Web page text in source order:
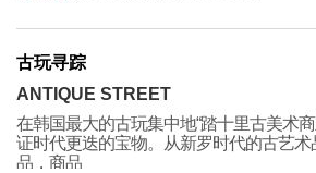
古玩寻踪
ANTIQUE STREET
在韩国最大的古玩集中地“踏十里古美术
证时代更迭的宝物。从新罗时代的古艺术
品，商品